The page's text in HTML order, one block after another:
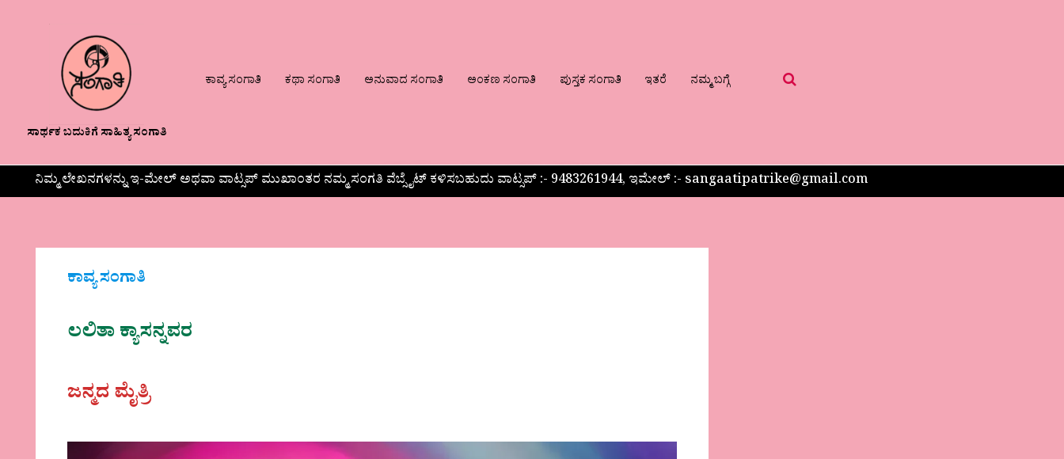
ಸಾರ್ಥಕ ಬದುಕಿಗೆ ಸಾಹಿತ್ಯ ಸಂಗಾತಿ
ಕಾವ್ಯ ಸಂಗಾತಿ ಕಥಾ ಸಂಗಾತಿ ಅನುವಾದ ಸಂಗಾತಿ ಅಂಕಣ ಸಂಗಾತಿ ಪುಸ್ತಕ ಸಂಗಾತಿ ಇತರೆ ನಮ್ಮ ಬಗ್ಗೆ
ನಿಮ್ಮ ಲೇಖನಗಳನ್ನು ಇ-ಮೇಲ್ ಅಥವಾ ವಾಟ್ಸಪ್ ಮುಖಾಂತರ ನಮ್ಮ ಸಂಗತಿ ವೆಬ್ಸೈಟ್ ಕಳಿಸಬಹುದು ವಾಟ್ಸಪ್‌ :- 9483261944, ಇಮೇಲ್ :- sangaatipatrike@gmail.com
ಕಾವ್ಯ ಸಂಗಾತಿ
ಲಲಿತಾ ಕ್ಯಾಸನ್ನವರ
ಜನ್ಮದ ಮೈತ್ರಿ